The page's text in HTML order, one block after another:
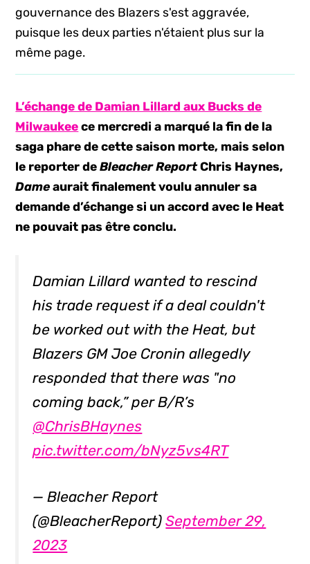
gouvernance des Blazers s'est aggravée,
puisque les deux parties n'étaient plus sur la
même page.
L’échange de Damian Lillard aux Bucks de
Milwaukee ce mercredi a marqué la fin de la
saga phare de cette saison morte, mais selon
le reporter deBleacher ReportChris Haynes,
Dameaurait finalement voulu annuler sa
demande d’échange si un accord avec le Heat
ne pouvait pas être conclu.
Damian Lillard wanted to rescind
his trade request if a deal couldn't
be worked out with the Heat, but
Blazers GM Joe Cronin allegedly
responded that there was "no
coming back,” per B/R’s
@ChrisBHaynes
pic.twitter.com/bNyz5vs4RT
— Bleacher Report
(@BleacherReport)September 29,
2023